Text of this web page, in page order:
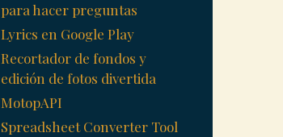
para hacer preguntas
Lyrics en Google Play
Recortador de fondos y
edición de fotos divertida
MotopAPI
Spreadsheet Converter Tool